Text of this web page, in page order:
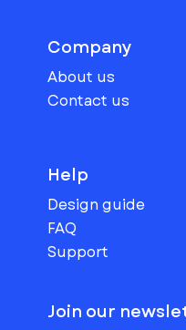
Company
About us
Contact us
Help
Design guide
FAQ
Support
Join our